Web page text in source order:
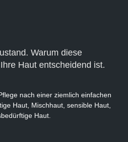
Warum diese
Haut entscheidend ist.
nach einer ziemlich einfachen
Haut, Mischhaut, sensible Haut,
Haut.